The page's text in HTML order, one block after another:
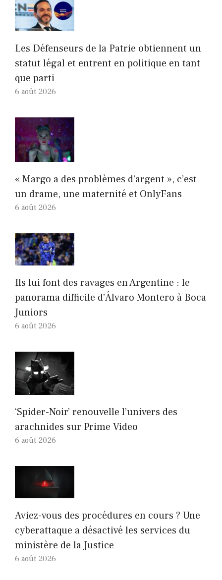
Les Défenseurs de la Patrie obtiennent un
statut légal et entrent en politique en tant
que parti
6 août 2026
« Margo a des problèmes d’argent », c’est
un drame, une maternité et OnlyFans
6 août 2026
Ils lui font des ravages en Argentine : le
panorama difficile d’Álvaro Montero à Boca
Juniors
6 août 2026
‘Spider-Noir’ renouvelle l’univers des
arachnides sur Prime Video
6 août 2026
Aviez-vous des procédures en cours ? Une
cyberattaque a désactivé les services du
ministère de la Justice
6 août 2026